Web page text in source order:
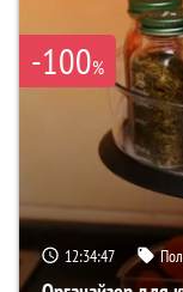
-100%
12:34:46